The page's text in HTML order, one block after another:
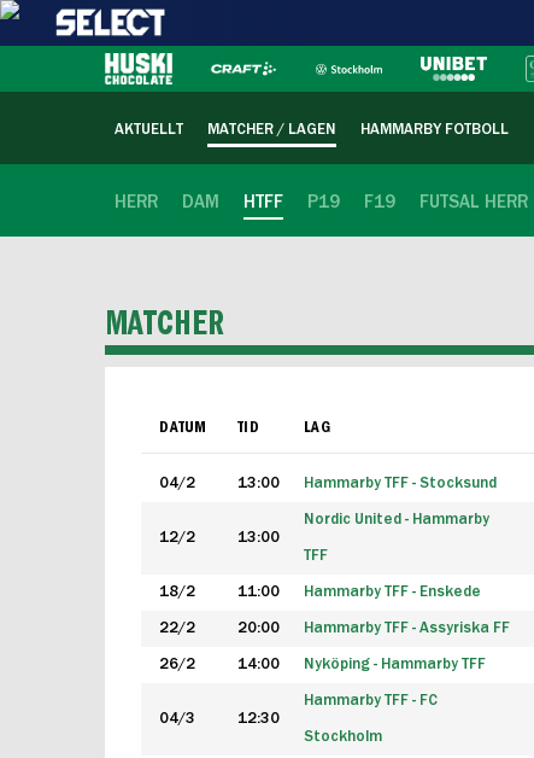
AKTUELLT MATCHER / LAGEN HAMMARBY FOTBOLL
HERR DAM HTFF P19 F19 FUTSAL HERR
MATCHER
DATUM TID LAG
04/2 13:00 Hammarby TFF - Stocksund
12/2 13:00
Nordic United - Hammarby
TFF
18/2 11:00 Hammarby TFF - Enskede
22/2 20:00 Hammarby TFF - Assyriska FF
26/2 14:00 Nyköping - Hammarby TFF
04/3 12:30
Hammarby TFF - FC
Stockholm